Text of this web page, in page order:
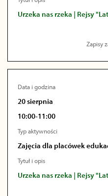
Urzeka nas rzeka | Rejsy
Zapisy
Data i godzina
20 sierpnia
10:00-11:00
Typ aktywności
Zajęcia dla placówek
Tytuł i opis
Urzeka nas rzeka | Rejsy